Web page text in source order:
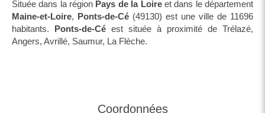
Située dans la région Pays de la Loireet dans le département
Maine-et-Loire, Ponts-de-Cé (49130) est une ville de 11696
habitants. Ponts-de-Cé est située à proximité de Trélazé,
Angers, Avrillé, Saumur, La Flèche.
Coordonnées